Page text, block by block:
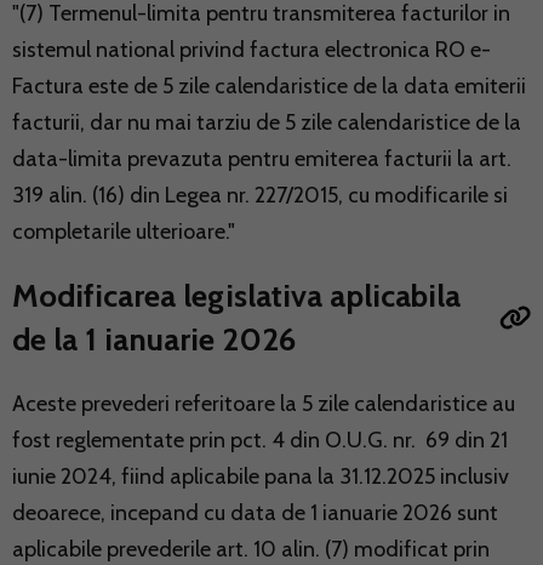
"(7) Termenul-limita pentru transmiterea facturilor in
sistemul national privind factura electronica RO e-
Factura este de 5 zile calendaristice de la data emiterii
facturii, dar nu mai tarziu de 5 zile calendaristice de la
data-limita prevazuta pentru emiterea facturii la art.
319 alin. (16) din Legea nr. 227/2015, cu modificarile si
completarile ulterioare."
Modificarea legislativa aplicabila
de la 1 ianuarie 2026
Aceste prevederi referitoare la 5 zile calendaristice au
fost reglementate prin pct. 4 din O.U.G. nr. 69 din 21
iunie 2024, fiind aplicabile pana la 31.12.2025 inclusiv
deoarece, incepand cu data de 1 ianuarie 2026 sunt
aplicabile prevederile art. 10 alin. (7) modificat prin